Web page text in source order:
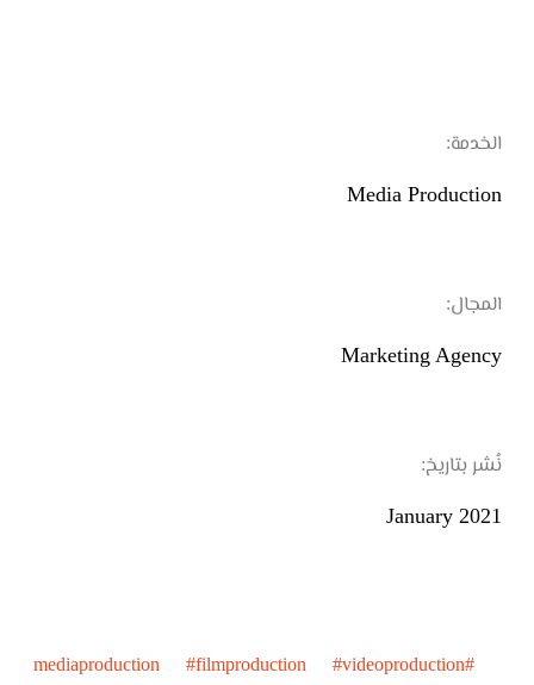
الخدمة:
Media Production
المجال:
Marketing Agency
نُشر بتاريخ:
January 2021
#mediaproduction #filmproduction #videoproduction